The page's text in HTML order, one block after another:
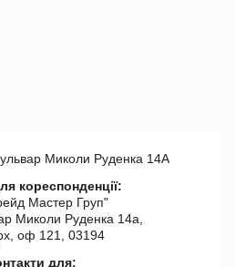
Миколи Руденка 14А
кореспонденції:
Мастер Груп"
Миколи Руденка 14а,
оф 121, 03194
для: